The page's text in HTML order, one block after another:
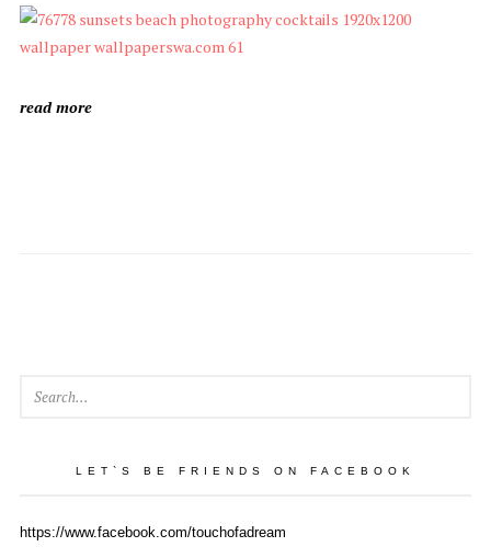
read more
LET`S BE FRIENDS ON FACEBOOK
https://www.facebook.com/touchofadream